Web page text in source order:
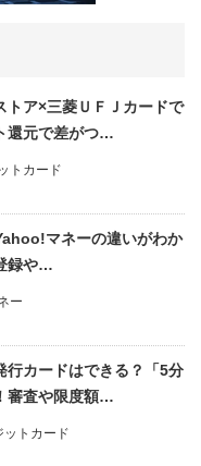
トア×三菱ＵＦＪカードで
還元で差がつ…
トカード
マネーの違いがわか
録や…
ー
行カードはできる？「5分
審査や限度額…
ットカード